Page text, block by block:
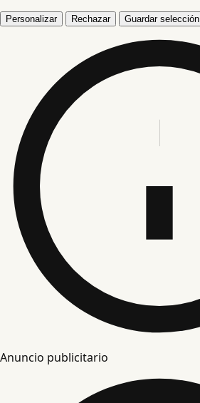
Personalizar Rechazar Guardar selección
Anuncio publicitario